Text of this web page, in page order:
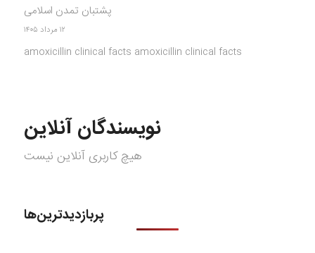
پشتبان تمدن اسلامی
۱۲ مرداد ۱۴۰۵
amoxicillin clinical facts amoxicillin clinical facts
نویسندگان آنلاین
هیچ کاربری آنلاین نیست
پربازدیدترین‌ها